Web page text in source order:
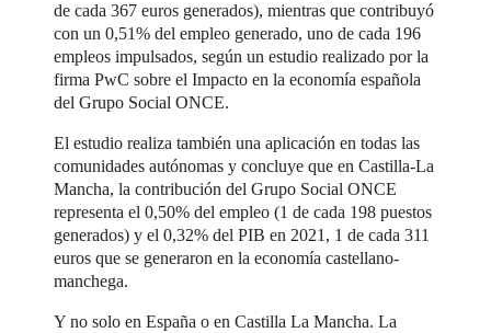
de cada 367 euros generados), mientras que contribuyó
con un 0,51% del empleo generado, uno de cada 196
empleos impulsados, según un estudio realizado por la
firma PwC sobre el Impacto en la economía española
del Grupo Social ONCE.
El estudio realiza también una aplicación en todas las
comunidades autónomas y concluye que en Castilla-La
Mancha, la contribución del Grupo Social ONCE
representa el 0,50% del empleo (1 de cada 198 puestos
generados) y el 0,32% del PIB en 2021, 1 de cada 311
euros que se generaron en la economía castellano-
manchega.
Y no solo en España o en Castilla La Mancha. La